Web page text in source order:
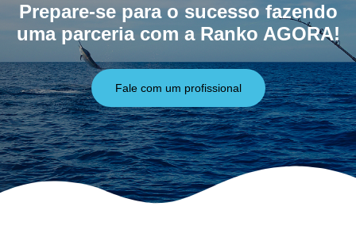
Prepare-se para o sucesso fazendo
uma parceria com a Ranko AGORA!
Fale com um profissional